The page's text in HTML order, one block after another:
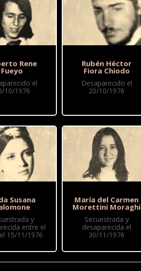
Rene
Fueyo
el
10/1976
Susana
y
entre el
15/11/1976
Rubén Héctor
Fiora Chiodo
Desaparecido el
20/10/1976
María del Carmen
Morettini Moraghi
Secuestrada y
desaparecida el
30/11/1976